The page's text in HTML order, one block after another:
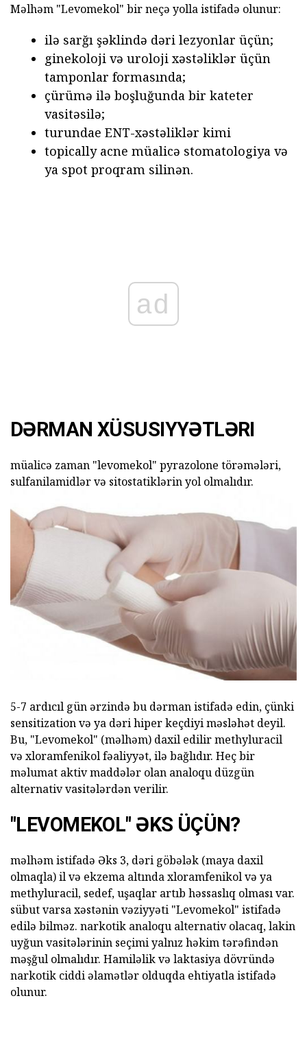
Məlhəm "Levomekol" bir neçə yolla istifadə olunur:
ilə sarğı şəklində dəri lezyonlar üçün;
ginekoloji və uroloji xəstəliklər üçün
tamponlar formasında;
çürümə ilə boşluğunda bir kateter
vasitəsilə;
turundae ENT-xəstəliklər kimi
topically acne müalicə stomatologiya və
ya spot proqram silinən.
ad
DƏRMAN XÜSUSIYYƏTLƏRI
müalicə zaman "levomekol" pyrazolone törəmələri,
sulfanilamidlər və sitostatiklərin yol olmalıdır.
5-7 ardıcıl gün ərzində bu dərman istifadə edin, çünki
sensitization və ya dəri hiper keçdiyi məsləhət deyil.
Bu, "Levomekol" (məlhəm) daxil edilir methyluracil
və xloramfenikol fəaliyyət, ilə bağlıdır. Heç bir
məlumat aktiv maddələr olan analoqu düzgün
alternativ vasitələrdən verilir.
"LEVOMEKOL" ƏKS ÜÇÜN?
məlhəm istifadə Əks 3, dəri göbələk (maya daxil
olmaqla) il və ekzema altında xloramfenikol və ya
methyluracil, sedef, uşaqlar artıb həssaslıq olması var.
sübut varsa xəstənin vəziyyəti "Levomekol" istifadə
edilə bilməz. narkotik analoqu alternativ olacaq, lakin
uyğun vasitələrinin seçimi yalnız həkim tərəfindən
məşğul olmalıdır. Hamiləlik və laktasiya dövründə
narkotik ciddi əlamətlər olduqda ehtiyatla istifadə
olunur.